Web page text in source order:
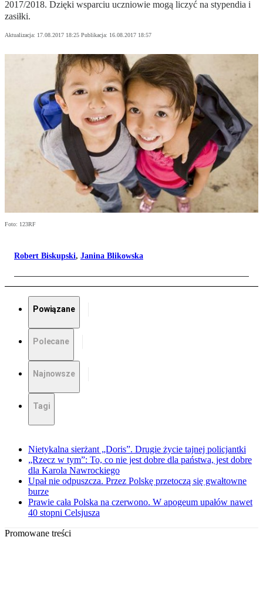
2017/2018. Dzięki wsparciu uczniowie mogą liczyć na stypendia i
zasiłki.
Aktualizacja: 17.08.2017 18:25 Publikacja: 16.08.2017 18:57
Foto: 123RF
Robert Biskupski, Janina Blikowska
Powiązane
Polecane
Najnowsze
Tagi
Nietykalna sierżant „Doris”. Drugie życie tajnej policjantki
„Rzecz w tym”: To, co nie jest dobre dla państwa, jest dobre
dla Karola Nawrockiego
Upał nie odpuszcza. Przez Polskę przetoczą się gwałtowne
burze
Prawie cała Polska na czerwono. W apogeum upałów nawet
40 stopni Celsjusza
Promowane treści